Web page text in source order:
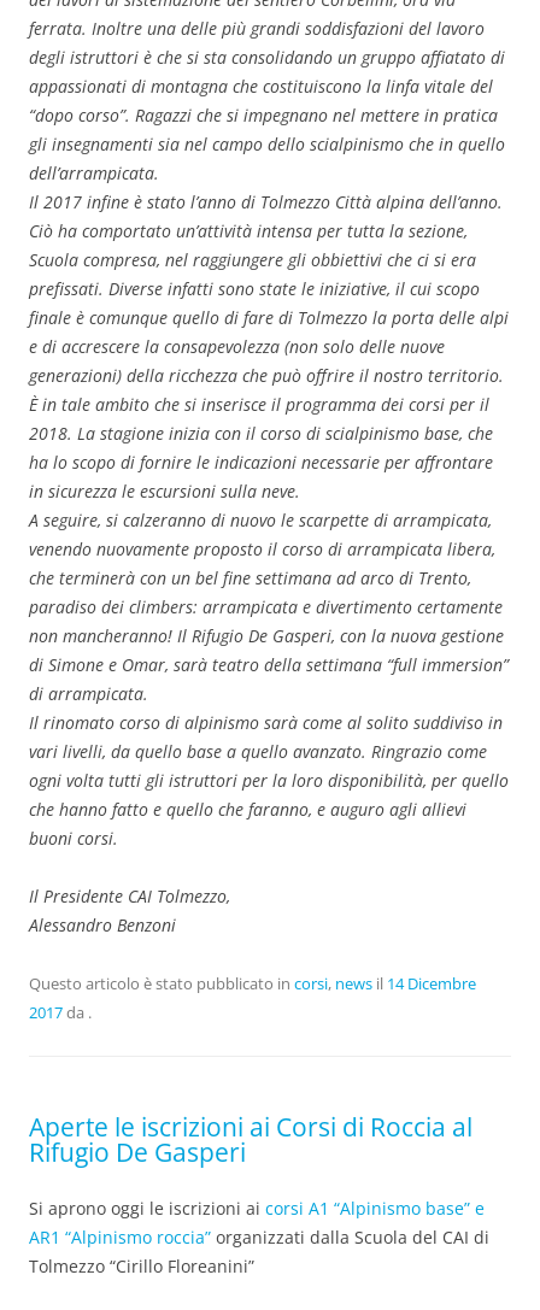
ferrata. Inoltre una delle più grandi soddisfazioni del lavoro
degli istruttori è che si sta consolidando un gruppo affiatato di
appassionati di montagna che costituiscono la linfa vitale del
“dopo corso”. Ragazzi che si impegnano nel mettere in pratica
gli insegnamenti sia nel campo dello scialpinismo che in quello
dell’arrampicata.
Il 2017 infine è stato l’anno di Tolmezzo Città alpina dell’anno.
Ciò ha comportato un’attività intensa per tutta la sezione,
Scuola compresa, nel raggiungere gli obbiettivi che ci si era
prefissati. Diverse infatti sono state le iniziative, il cui scopo
finale è comunque quello di fare di Tolmezzo la porta delle alpi
e di accrescere la consapevolezza (non solo delle nuove
generazioni) della ricchezza che può offrire il nostro territorio.
È in tale ambito che si inserisce il programma dei corsi per il
2018. La stagione inizia con il corso di scialpinismo base, che
ha lo scopo di fornire le indicazioni necessarie per affrontare
in sicurezza le escursioni sulla neve.
A seguire, si calzeranno di nuovo le scarpette di arrampicata,
venendo nuovamente proposto il corso di arrampicata libera,
che terminerà con un bel fine settimana ad arco di Trento,
paradiso dei climbers: arrampicata e divertimento certamente
non mancheranno! Il Rifugio De Gasperi, con la nuova gestione
di Simone e Omar, sarà teatro della settimana “full immersion”
di arrampicata.
Il rinomato corso di alpinismo sarà come al solito suddiviso in
vari livelli, da quello base a quello avanzato. Ringrazio come
ogni volta tutti gli istruttori per la loro disponibilità, per quello
che hanno fatto e quello che faranno, e auguro agli allievi
buoni corsi.
Il Presidente CAI Tolmezzo,
Alessandro Benzoni
Questo articolo è stato pubblicato in corsi, news il 14 Dicembre
2017da .
Aperte le iscrizioni ai Corsi di Roccia al
Rifugio De Gasperi
Si aprono oggi le iscrizioni ai corsi A1 “Alpinismo base” e
AR1 “Alpinismo roccia” organizzati dalla Scuola del CAI di
Tolmezzo “Cirillo Floreanini”